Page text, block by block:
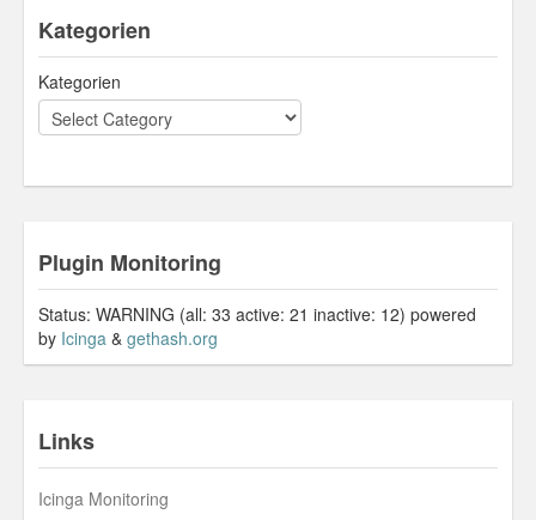
Kategorien
Kategorien
Plugin Monitoring
Status: WARNING (all: 33 active: 21 inactive: 12) powered
by Icinga & gethash.org
Links
Icinga Monitoring